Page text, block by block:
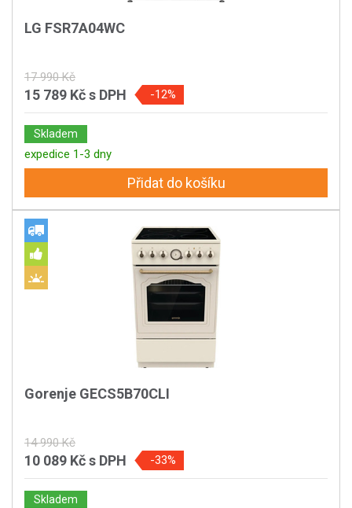
LG FSR7A04WC
17 990 Kč
15 789 Kčs DPH -12%
Skladem
expedice 1-3 dny
Přidat do košíku
Gorenje GECS5B70CLI
14 990 Kč
10 089 Kčs DPH -33%
Skladem